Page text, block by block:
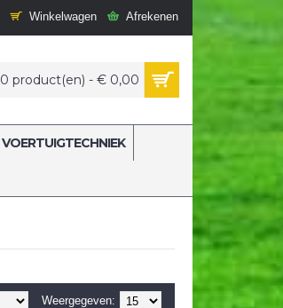
Winkelwagen Afrekenen
0 product(en) - € 0,00
VOERTUIGTECHNIEK
Weergegeven: